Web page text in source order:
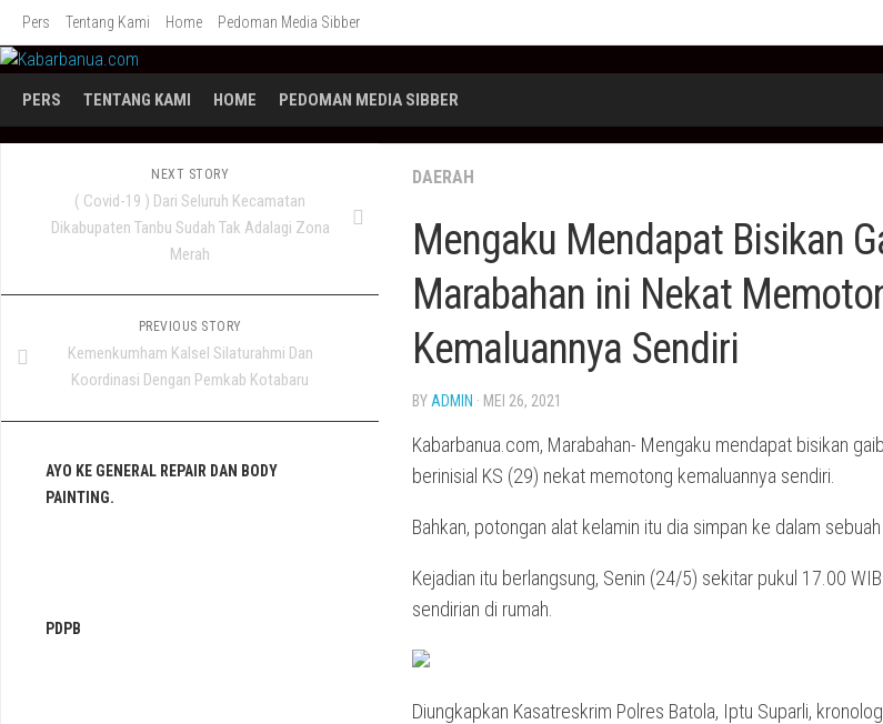
Skip
content
Pers Tentang Kami Home Pedoman Media Sibber
PERS TENTANG KAMI HOME PEDOMAN MEDIA SIBBER
DAERAH
Mengaku Mendapat Bisikan
Marabahan ini Nekat
Kemaluannya Sendiri
BY ADMIN · MEI 26, 2021
Kabarbanua.com, Marabahan- Mengaku mendapat bisikan
berinisial KS (29) nekat memotong kemaluannya sendiri.
Bahkan, potongan alat kelamin itu dia simpan ke dalam
Kejadian itu berlangsung, Senin (24/5) sekitar pukul 17.00
sendirian di rumah.
Diungkapkan Kasatreskrim Polres Batola, Iptu Suparli,
NEXT STORY
( Covid-19 ) Dari Seluruh Kecamatan
Dikabupaten Tanbu Sudah Tak Adalagi Zona
Merah
PREVIOUS STORY
Kemenkumham Kalsel Silaturahmi Dan
Koordinasi Dengan Pemkab Kotabaru
AYO KE GENERAL REPAIR DAN BODY
PAINTING.
PDPB